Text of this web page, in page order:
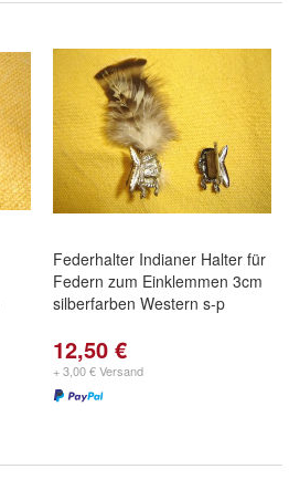
Federhalter Indianer Halter für
Federn zum Einklemmen 3cm
silberfarben Western s-p
12,50 €
+ 3,00 € Versand